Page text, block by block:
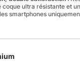
coque ultra résistante et
smartphones